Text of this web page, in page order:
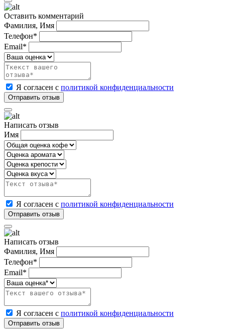
Оставить комментарий
Фамилия, Имя
Телефон*
Email*
Я согласен с политикой конфиденциальности
Написать отзыв
Имя
Я согласен с политикой конфиденциальности
Написать отзыв
Фамилия, Имя
Телефон*
Email*
Я согласен с политикой конфиденциальности